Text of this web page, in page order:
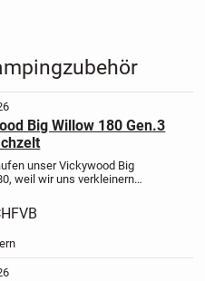
Big Willow 180 Gen.3
unser Vickywood Big
weil wir uns verkleinern
es 2024 NEU gekauft und
Mal benutzt. Zum Aufbau
VB